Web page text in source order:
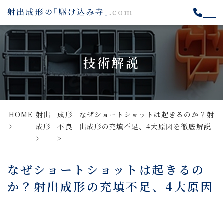
技術解説
HOME 射出
成形
成形
不良
なぜショートショットは起きるのか？射
出成形の充填不足、4大原因を徹底解説
なぜショートショットは起きるの
か？射出成形の充填不足、4大原因